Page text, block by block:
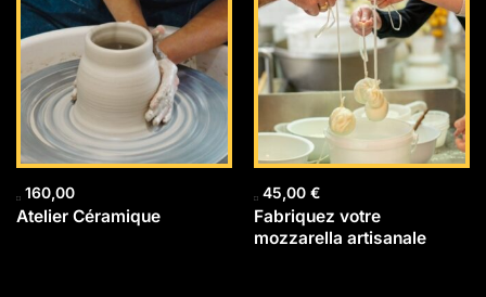
160,00
Atelier Céramique
45,00 €
Fabriquez votre
mozzarella artisanale